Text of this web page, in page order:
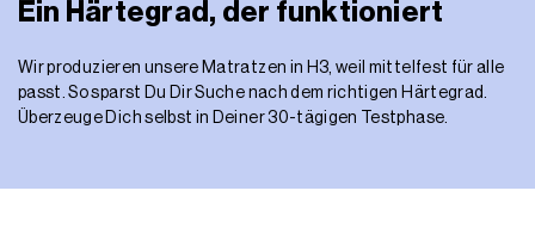
Ein Härtegrad, der funktioniert
Wir produzieren unsere Matratzen in H3, weil mittelfest für alle
passt. So sparst Du Dir Suche nach dem richtigen Härtegrad.
Überzeuge Dich selbst in Deiner 30-tägigen Testphase.